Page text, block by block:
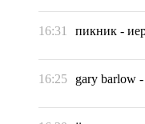
16:31 пикник -
16:25 gary barlow -